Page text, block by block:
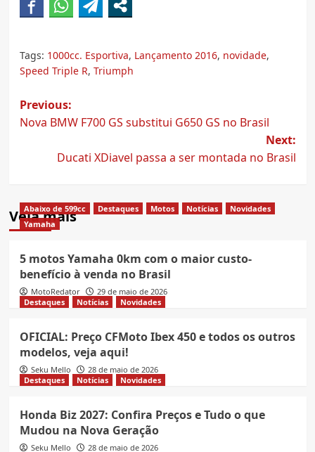
Tags: 1000cc. Esportiva, Lançamento 2016, novidade,
Speed Triple R, Triumph
Post
navigation
Previous:
Nova BMW F700 GS substitui G650 GS no Brasil
Next:
Ducati XDiavel passa a ser montada no Brasil
Veja mais
Abaixo de 599cc Destaques Motos Notícias
Novidades
Yamaha
5 motos Yamaha 0km com o maior custo-
benefício à venda no Brasil
MotoRedator
29 de maio de 2026
Destaques
Notícias Novidades
OFICIAL: Preço CFMoto Ibex 450 e todos os outros
modelos, veja aqui!
Seku Mello
28 de maio de 2026
Destaques
Notícias Novidades
Honda Biz 2027: Confira Preços e Tudo o que
Mudou na Nova Geração
Seku Mello 28 de maio de 2026